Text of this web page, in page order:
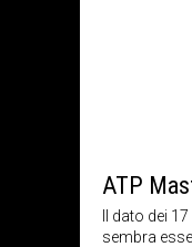
ATP
Il dato dei
sembra